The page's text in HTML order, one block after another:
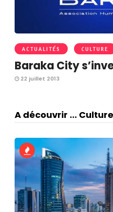
ACTUALITÉS CULTURE
Baraka City
22 juillet 2013
A découvrir ... Culture